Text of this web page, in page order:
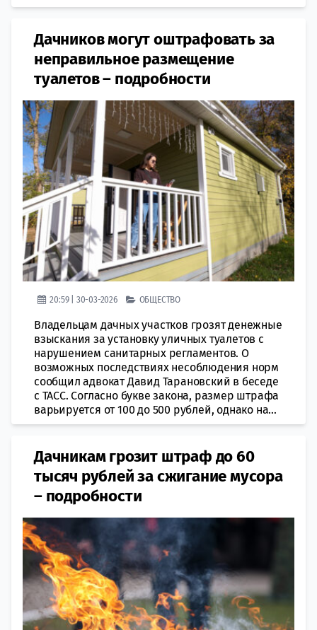
Дачников могут оштрафовать за
неправильное размещение
туалетов – подробности
20:59 | 30-03-2026 ОБЩЕСТВО
Владельцам дачных участков грозят денежные
взыскания за установку уличных туалетов с
нарушением санитарных регламентов. О
возможных последствиях несоблюдения норм
сообщил адвокат Давид Тарановский в беседе
с ТАСС. Согласно букве закона, размер штрафа
варьируется от 100 до 500 рублей, однако на...
Дачникам грозит штраф до 60
тысяч рублей за сжигание мусора
– подробности